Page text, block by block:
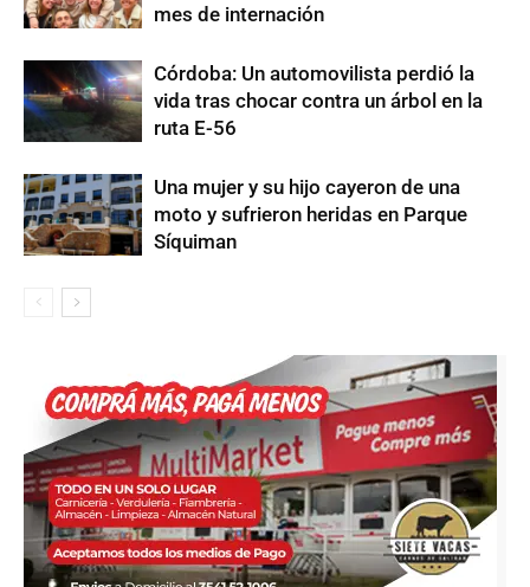
mes de internación
Córdoba: Un automovilista perdió la
vida tras chocar contra un árbol en la
ruta E-56
Una mujer y su hijo cayeron de una
moto y sufrieron heridas en Parque
Síquiman